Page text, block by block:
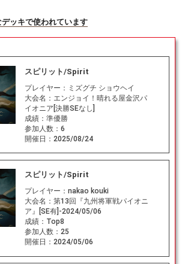
ッキで使われています
スピリット/Spirit
プレイヤー： ミズグチ ショウヘイ
大会名： エンジョイ！晴れる屋金沢パ
イオニア[決勝SEなし]
成績： 準優勝
参加人数： 6
開催日： 2025/08/24
スピリット/Spirit
プレイヤー： nakao kouki
大会名： 第13回『九州将軍戦パイオニ
ア』[SE有]-2024/05/06
成績： Top8
参加人数： 25
開催日： 2024/05/06